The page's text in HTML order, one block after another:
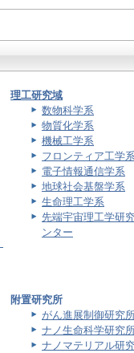
理工研究域
数物科学系
物質化学系
機械工学系
フロンティア工学
電子情報通信学系
地球社会基盤学系
生命理工学系
先端宇宙理工学研
ンター
附置研究所
がん進展制御研究
ナノ生命科学研究
ナノマテリアル研